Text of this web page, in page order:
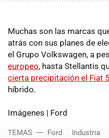
Muchas son las marcas
atrás con sus planes de
el Grupo Volkswagen, a
europeo, hasta Stellantis
cierta precipitación el Fiat
híbrido.
Imágenes | Ford
TEMAS Ford Industria